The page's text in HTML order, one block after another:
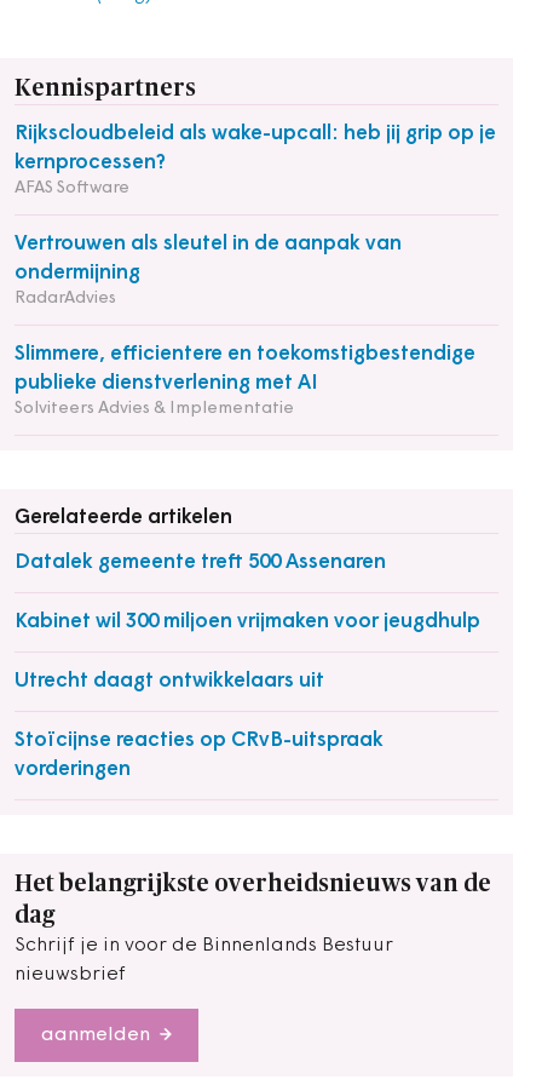
Kennispartners
Rijkscloudbeleid als wake-upcall: heb jij grip op je
kernprocessen?
AFAS Software
Vertrouwen als sleutel in de aanpak van
ondermijning
RadarAdvies
Slimmere, efficientere en toekomstigbestendige
publieke dienstverlening met AI
Solviteers Advies & Implementatie
Gerelateerde artikelen
Datalek gemeente treft 500 Assenaren
Kabinet wil 300 miljoen vrijmaken voor jeugdhulp
Utrecht daagt ontwikkelaars uit
Stoïcijnse reacties op CRvB-uitspraak
vorderingen
Het belangrijkste overheidsnieuws van de
dag
Schrijf je in voor de Binnenlands Bestuur
nieuwsbrief
aanmelden